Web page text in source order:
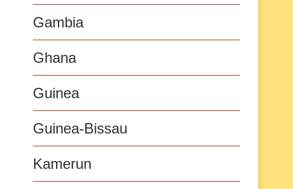
Gambia
Ghana
Guinea
Guinea-Bissau
Kamerun